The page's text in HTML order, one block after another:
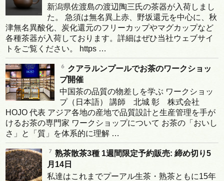
新潟県佐渡島の渡辺陶三氏の茶器が入荷しまし
た。 急須は無名異上赤、野坂還元を中心に、秋
津無名異酸化、炭化還元のフリーカップやマグカップなど
各種茶器が入荷しております。詳細はぜひ当社ウェブサイ
トをご覧ください。 https …
クアラルンプールでお茶のワークショッ
プ開催
中国茶の品質の物差しを学ぶ ワークショッ
プ（日本語） 講師 北城 彰 株式会社
HOJO 代表 アジア各地の産地で品質設計と生産管理を手が
けるお茶の専門家 ワークショップについて お茶の「おいし
さ」と「質」を体系的に理解 …
熟茶散茶3種 1週間限定予約販売: 締め切り5
月14日
私達はこれまでプーアル生茶・熟茶ともに15年